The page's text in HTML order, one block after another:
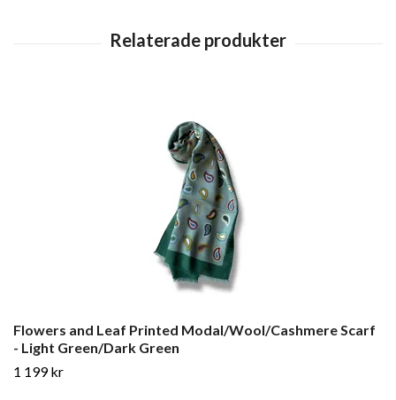
Flowers and Leaf Printed Modal/Wool/Cashmere Scarf
- Light Green/Dark Green
1 199 kr